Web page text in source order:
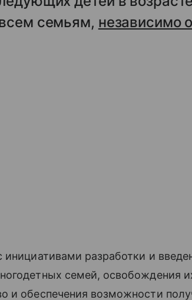
семьям, независимо
разработки и
семей, освобождения
и обеспечения возможности